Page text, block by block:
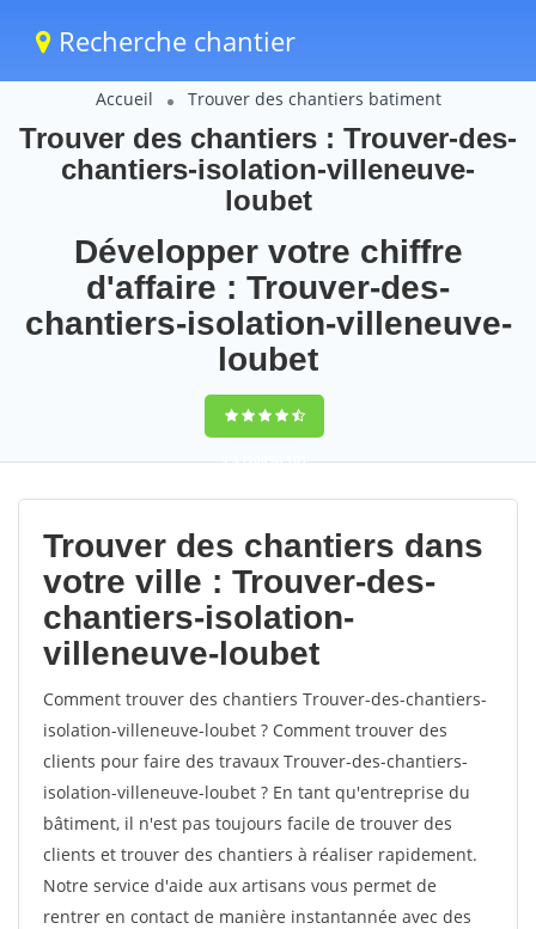
Recherche chantier
Accueil Trouver des chantiers batiment
Trouver des chantiers : Trouver-des-
chantiers-isolation-villeneuve-
loubet
Développer votre chiffre
d'affaire : Trouver-des-
chantiers-isolation-villeneuve-
loubet
9,5(100%)101
votes
Trouver des chantiers dans
votre ville : Trouver-des-
chantiers-isolation-
villeneuve-loubet
Comment trouver des chantiers Trouver-des-chantiers-
isolation-villeneuve-loubet ? Comment trouver des
clients pour faire des travaux Trouver-des-chantiers-
isolation-villeneuve-loubet ? En tant qu'entreprise du
bâtiment, il n'est pas toujours facile de trouver des
clients et trouver des chantiers à réaliser rapidement.
Notre service d'aide aux artisans vous permet de
rentrer en contact de manière instantannée avec des